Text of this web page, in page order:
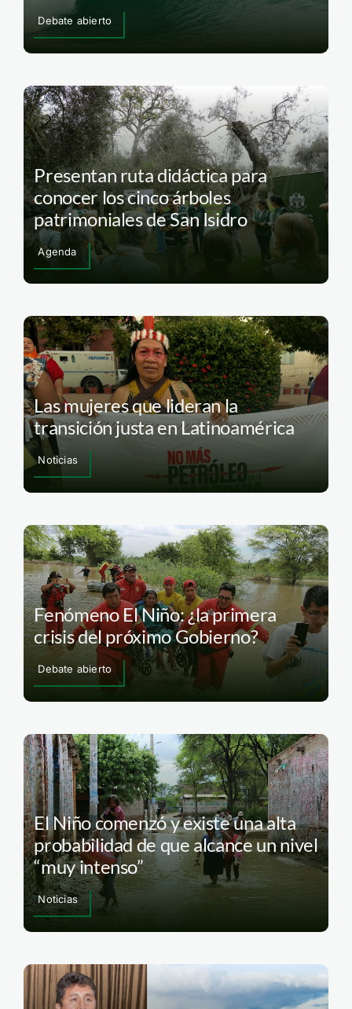
Debate abierto
Presentan ruta didáctica para
conocer los cinco árboles
patrimoniales de San Isidro
Agenda
Las mujeres que lideran la
transición justa en Latinoamérica
Noticias
Fenómeno El Niño: ¿la primera
crisis del próximo Gobierno?
Debate abierto
El Niño comenzó y existe una alta
probabilidad de que alcance un nivel
“muy intenso”
Noticias